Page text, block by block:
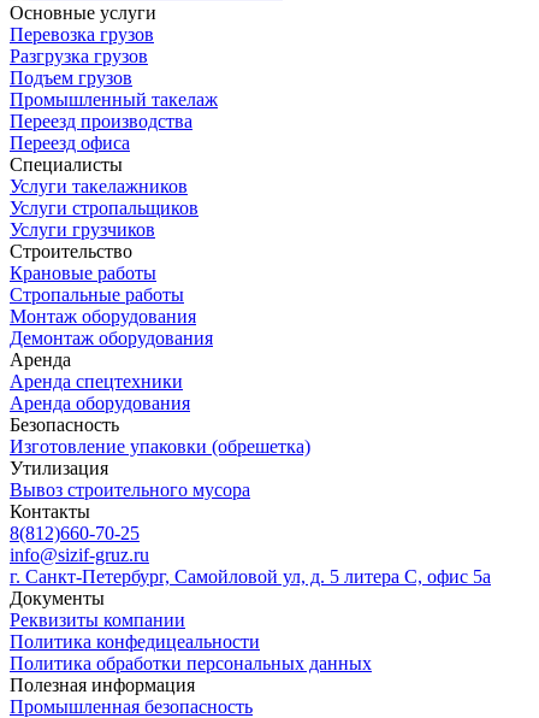
Основные услуги
Перевозка грузов
Разгрузка грузов
Подъем грузов
Промышленный такелаж
Переезд производства
Переезд офиса
Специалисты
Услуги такелажников
Услуги стропальщиков
Услуги грузчиков
Строительство
Крановые работы
Стропальные работы
Монтаж оборудования
Демонтаж оборудования
Аренда
Аренда спецтехники
Аренда оборудования
Безопасность
Изготовление упаковки (обрешетка)
Утилизация
Вывоз строительного мусора
Контакты
8(812)660-70-25
info@sizif-gruz.ru
г. Санкт-Петербург, Самойловой ул, д. 5 литера С, офис 5а
Документы
Реквизиты компании
Политика конфедицеальности
Политика обработки персональных данных
Полезная информация
Промышленная безопасность